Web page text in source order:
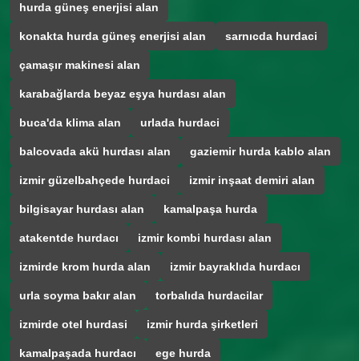
hurda güneş enerjisi alan
konakta hurda güneş enerjisi alan sarnıcda hurdaci
çamaşır makinesi alan
karabağlarda beyaz eşya hurdası alan
buca'da klima alan urlada hurdaci
balcovada akü hurdası alan gaziemir hurda kablo alan
izmir güzelbahçede hurdaci izmir inşaat demiri alan
bilgisayar hurdası alan kamalpaşa hurda
atakentde hurdacı izmir kombi hurdası alan
izmirde krom hurda alan izmir bayraklıda hurdacı
urla soyma bakır alan torbalıda hurdacilar
izmirde otel hurdasi izmir hurda şirketleri
kamalpaşada hurdacı ege hurda